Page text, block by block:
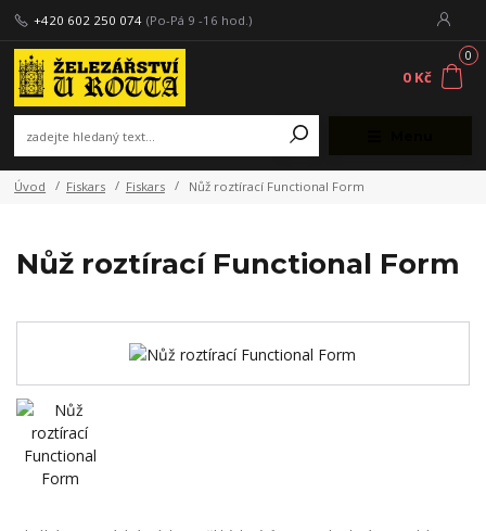
+420 602 250 074 (Po-Pá 9 -16 hod.)
0
0 Kč
Úvod Fiskars Fiskars Nůž roztírací Functional Form
Nůž roztírací Functional Form